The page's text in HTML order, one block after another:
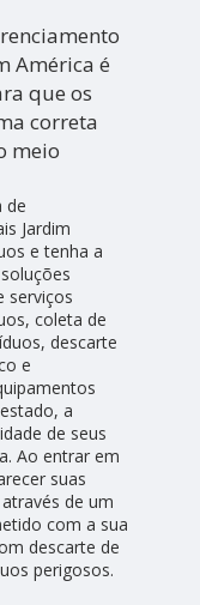
América é
que os
correta
meio
de
Jardim
e tenha a
serviços
coleta de
descarte
e
a
de seus
Ao entrar em
suas
de um
com a sua
descarte de
perigosos.